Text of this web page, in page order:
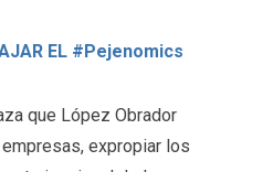
EL #Pejenomics
que López Obrador
expropiar los